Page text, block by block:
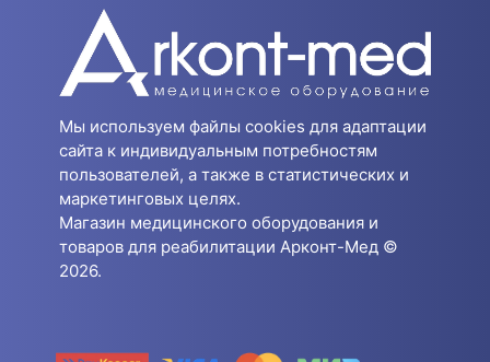
Мы используем файлы cookies для адаптации
сайта к индивидуальным потребностям
пользователей, а также в статистических и
маркетинговых целях.
Магазин медицинского оборудования и
товаров для реабилитации Арконт-Мед ©
2026.